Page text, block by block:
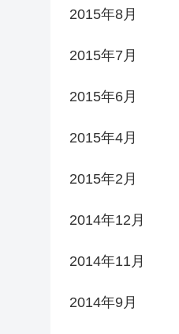
2015年8月
2015年7月
2015年6月
2015年4月
2015年2月
2014年12月
2014年11月
2014年9月